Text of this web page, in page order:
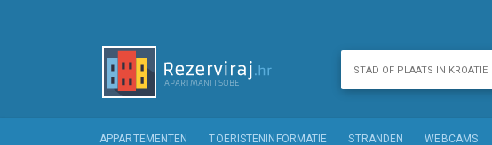
APPARTEMENTEN TOERISTENINFORMATIE STRANDEN WEBCAMS